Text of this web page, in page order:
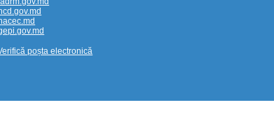
poșta electronică